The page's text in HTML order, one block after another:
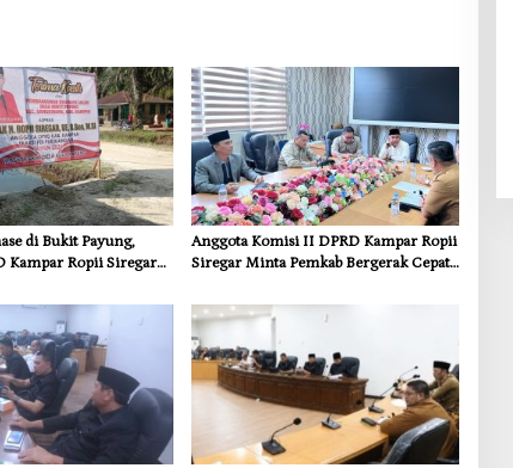
di Bukit Payung,
Kampar Ropii Siregar
Anggota Komisi II DPRD Kampar Ropii
Siregar Minta Pemkab Bergerak Cepat
Wujudkan Kampar Dihati